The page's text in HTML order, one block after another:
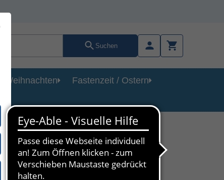
Suchen
Weihnachten
Fastenzeit / Ostern